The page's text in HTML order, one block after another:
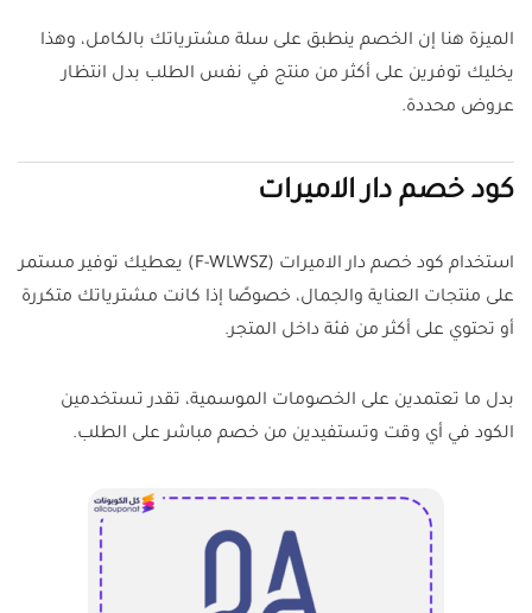
الميزة هنا إن الخصم ينطبق على سلة مشترياتك بالكامل، وهذا
يخليك توفرين على أكثر من منتج في نفس الطلب بدل انتظار
عروض محددة.
كود خصم دار الاميرات
استخدام كود خصم دار الاميرات (F-WLWSZ) يعطيك توفير مستمر
على منتجات العناية والجمال، خصوصًا إذا كانت مشترياتك متكررة
أو تحتوي على أكثر من فئة داخل المتجر.
بدل ما تعتمدين على الخصومات الموسمية، تقدر تستخدمين
الكود في أي وقت وتستفيدين من خصم مباشر على الطلب.